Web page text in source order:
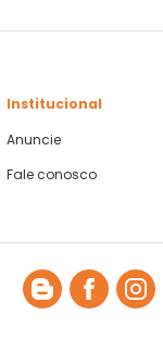
Institucional
Anuncie
Fale conosco